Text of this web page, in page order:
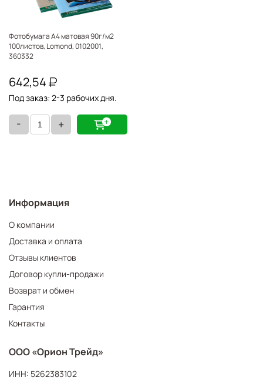
Фотобумага A4 матовая 90г/м2
100листов, Lomond, 0102001,
360332
642,54
Под заказ: 2-3 рабочих дня.
- +
Информация
О компании
Доставка и оплата
Отзывы клиентов
Договор купли-продажи
Возврат и обмен
Гарантия
Контакты
ООО «Орион Трейд»
ИНН: 5262383102